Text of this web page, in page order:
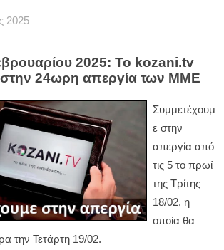
2025
2025: Το kozani.tv
στην 24ωρη απεργία των ΜΜΕ
Συμμετέχουμ
ε στην
απεργία από
τις 5 το πρωί
της Τρίτης
18/02, η
οποία θα
την Τετάρτη 19/02.